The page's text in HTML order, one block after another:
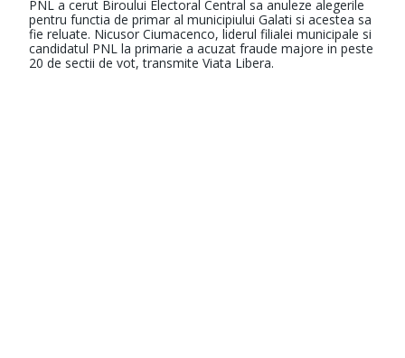
PNL a cerut Biroului Electoral Central sa anuleze alegerile
pentru functia de primar al municipiului Galati si acestea sa
fie reluate. Nicusor Ciumacenco, liderul filialei municipale si
candidatul PNL la primarie a acuzat fraude majore in peste
20 de sectii de vot, transmite Viata Libera.